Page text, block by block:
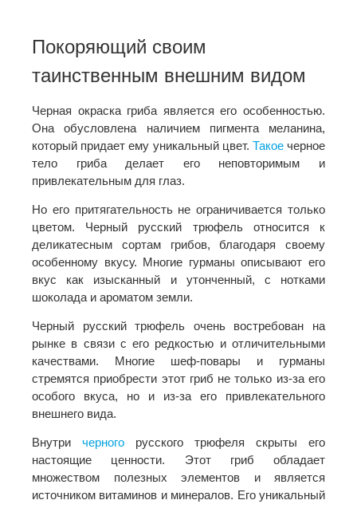
Покоряющий своим
таинственным внешним видом
Черная окраска гриба является его особенностью.
Она обусловлена наличием пигмента меланина,
который придает ему уникальный цвет. Такоечерное
тело гриба делает его неповторимым и
привлекательным для глаз.
Но его притягательность не ограничивается только
цветом. Черный русский трюфель относится к
деликатесным сортам грибов, благодаря своему
особенному вкусу. Многие гурманы описывают его
вкус как изысканный и утонченный, с нотками
шоколада и ароматом земли.
Черный русский трюфель очень востребован на
рынке в связи с его редкостью и отличительными
качествами. Многие шеф-повары и гурманы
стремятся приобрести этот гриб не только из-за его
особого вкуса, но и из-за его привлекательного
внешнего вида.
Внутри черного русского трюфеля скрыты его
настоящие ценности. Этот гриб обладает
множеством полезных элементов и является
источником витаминов и минералов. Его уникальный